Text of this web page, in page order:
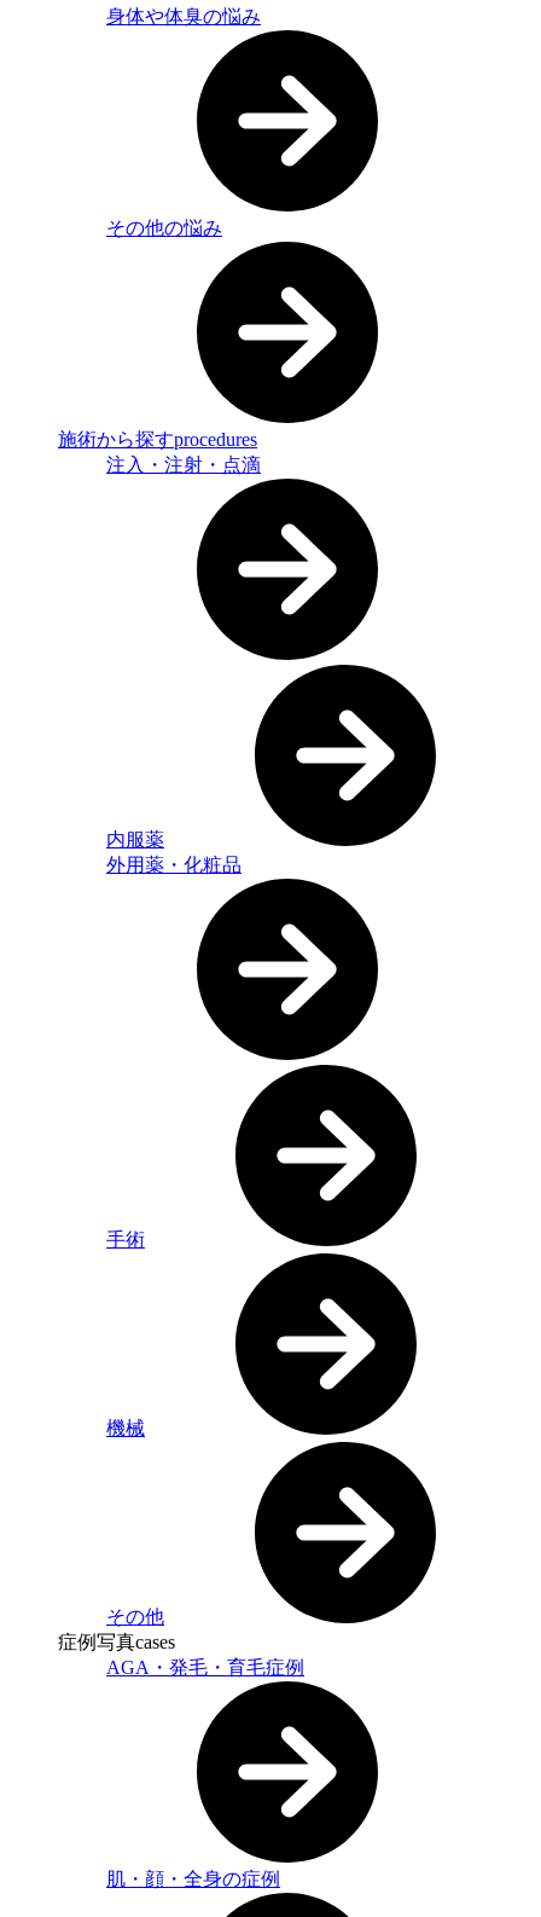
身体や体臭の悩み
その他の悩み
施術から探すprocedures
注入・注射・点滴
内服薬
外用薬・化粧品
手術
機械
その他
症例写真cases
AGA・発毛・育毛症例
肌・顔・全身の症例